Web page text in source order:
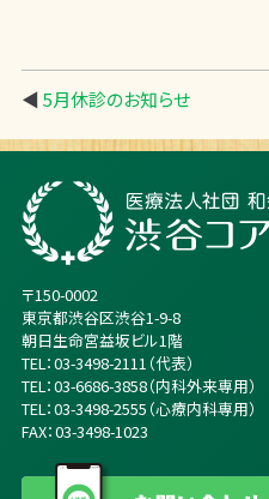
◀5月休診のお知らせ
〒150-0002
東京都渋谷区渋谷1-9-8
朝日生命宮益坂ビル1階
TEL：03-3498-2111（代表）
TEL：03-6686-3858（内科外来専用）
TEL：03-3498-2555（心療内科専用）
FAX：03-3498-1023